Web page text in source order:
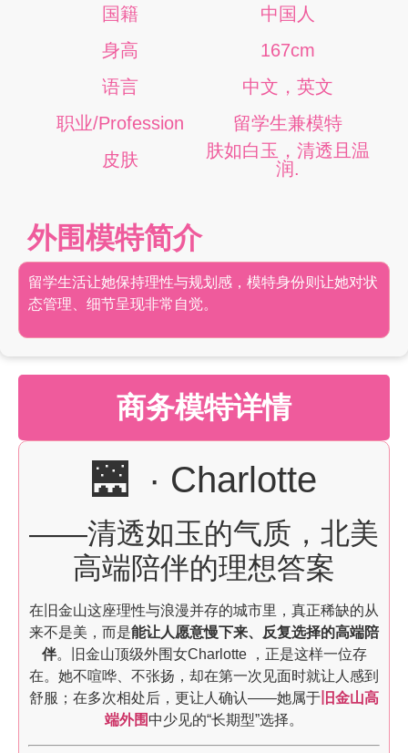
国籍
中国人
身高
167cm
语言
中文，英文
职业/Profession
留学生兼模特
皮肤
肤如白玉，清透且温
润.
外围模特简介
留学生活让她保持理性与规划感，模特身份则让她对状
态管理、细节呈现非常自觉。
商务模特详情
🌉 · Charlotte
——清透如玉的气质，北美
高端陪伴的理想答案
在旧金山这座理性与浪漫并存的城市里，真正稀缺的从
来不是美，而是能让人愿意慢下来、反复选择的高端陪
伴。旧金山顶级外围女Charlotte ，正是这样一位存
在。她不喧哗、不张扬，却在第一次见面时就让人感到
舒服；在多次相处后，更让人确认——她属于 旧金山高
端外围 中少见的“长期型”选择。